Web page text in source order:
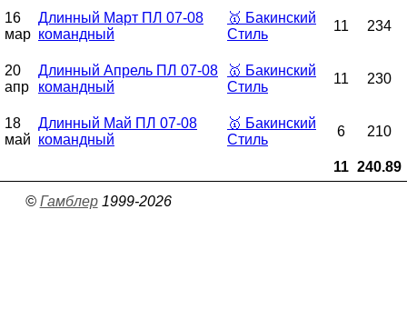
16
мар
Длинный Март ПЛ 07-08
командный
🥇 Бакинский
Стиль
11 234
20
апр
Длинный Апрель ПЛ 07-08
командный
🥇 Бакинский
Стиль
11 230
18
май
Длинный Май ПЛ 07-08
командный
🥇 Бакинский
Стиль
6 210
11 240.89
© Гамблер1999-2026